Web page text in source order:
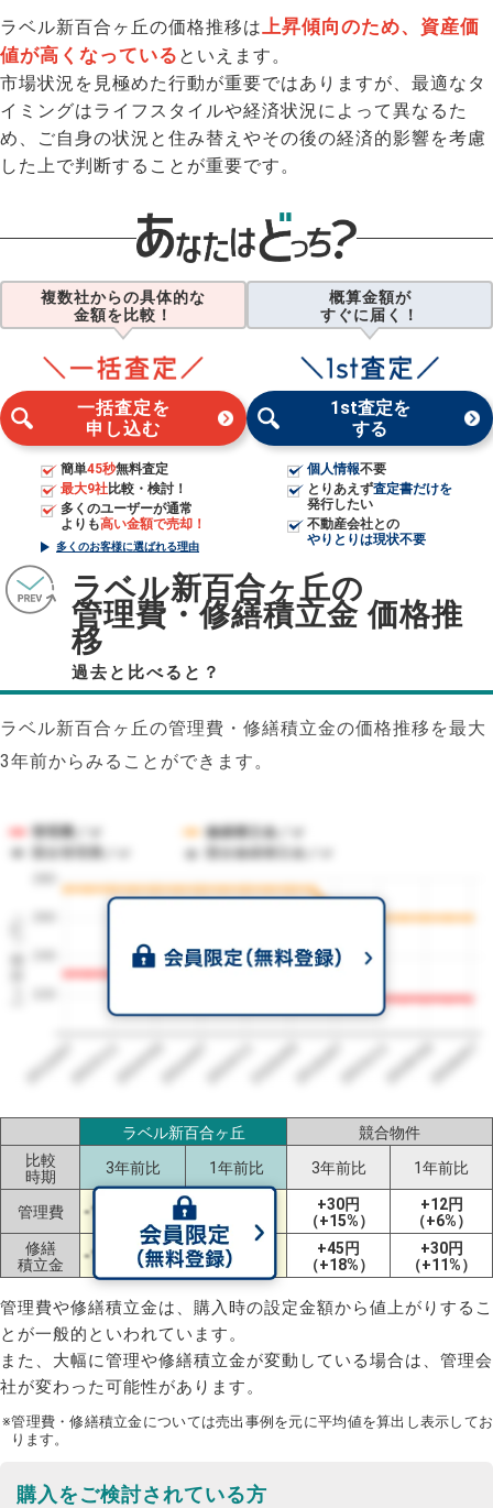
ラベル新百合ヶ丘の価格推移は上昇傾向のため、資産価
値が高くなっている といえます。
市場状況を見極めた行動が重要ではありますが、最適なタ
イミングはライフスタイルや経済状況によって異なるた
め、ご自身の状況と住み替えやその後の経済的影響を考慮
した上で判断することが重要です。
複数社からの具体的な
金額を比較！
一括査定を
申し込む
簡単45秒無料査定
最大9社比較・検討！
多くのユーザーが通常
よりも高い金額で売却！
多くのお客様に選ばれる理由
概算金額が
すぐに届く！
1st査定を
する
個人情報不要
とりあえず査定書だけを
発行したい
不動産会社との
やりとりは現状不要
ラベル新百合ヶ丘の
管理費・修繕積立金 価格推
移
過去と比べると？
ラベル新百合ヶ丘の管理費・修繕積立金の価格推移を最大
3年前からみることができます。
1㎡単価（円）
管理費／㎡
修繕積立金／㎡
2023/072023/112024/032024/072024/112025/032025/072025/112026/032026/07
ラベル新百合ヶ丘
競合物件
比較
時期
3年前比 1年前比 3年前比 1年前比
管理費 -13円（-6%）
+30円
（+15%）
+12円
（+6%）
修繕
積立金
-15円（-5%） ±0円（±0%）
+45円
（+18%）
+30円
（+11%）
管理費や修繕積立金は、購入時の設定金額から値上がりするこ
とが一般的といわれています。
また、大幅に管理や修繕積立金が変動している場合は、管理会
社が変わった可能性があります。
※管理費・修繕積立金については売出事例を元に平均値を算出し表示してお
ります。
購入をご検討されている方